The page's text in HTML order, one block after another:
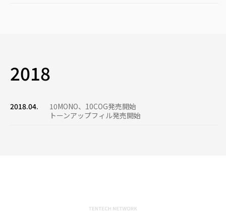
2018
2018.04.
10ΜΟΝΟ、10COG発売開始
トーンアップフィル発売開始